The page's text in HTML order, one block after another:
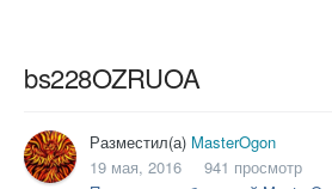
bs228OZRUOA
Разместил(а) MasterOgon
19 мая, 2016
941 просмотр